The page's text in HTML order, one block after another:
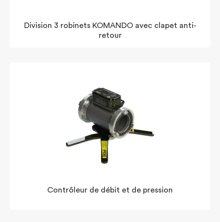
Division 3 robinets KOMANDO avec clapet anti-
retour
Contrôleur de débit et de pression